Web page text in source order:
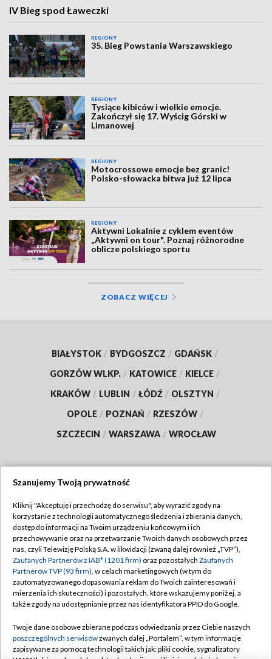
IV Bieg spod Ławeczki
REGIONY
35. Bieg Powstania Warszawskiego
REGIONY
Tysiące kibiców i wielkie emocje.
Zakończył się 17. Wyścig Górski w
Limanowej
REGIONY
Motocrossowe emocje bez granic!
Polsko-słowacka bitwa już 12 lipca
REGIONY
Aktywni Lokalnie z cyklem eventów
„Aktywni on tour". Poznaj różnorodne
oblicze polskiego sportu
ZOBACZ WIĘCEJ
BIAŁYSTOK / BYDGOSZCZ / GDAŃSK /
GORZÓW WLKP. / KATOWICE / KIELCE /
KRAKÓW / LUBLIN / ŁÓDŹ / OLSZTYN /
OPOLE / POZNAŃ / RZESZÓW /
SZCZECIN / WARSZAWA / WROCŁAW
TVP
Abonament TVP
Emisja w TVP
Centrum informacji TVP
Naziemna Telewizja Cyfrowa
Rada Programowa
System NOS
Regulamin TVP
Polityka prywatności
Moje zgody
Pomoc
Kontakt
Szanujemy Twoją prywatność
Kliknij "Akceptuję i przechodzę do serwisu", aby wyrazić zgody na
korzystanie z technologii automatycznego śledzenia i zbierania danych,
dostęp do informacji na Twoim urządzeniu końcowym i ich
przechowywanie oraz na przetwarzanie Twoich danych osobowych przez
nas, czyli Telewizję Polską S.A. w likwidacji (zwaną dalej również „TVP”),
Zaufanych Partnerów z IAB* (1201 firm) oraz pozostałych Zaufanych
Partnerów TVP (93 firm), w celach marketingowych (w tym do
zautomatyzowanego dopasowania reklam do Twoich zainteresowań i
mierzenia ich skuteczności) i pozostałych, które wskazujemy poniżej, a
także zgody na udostępnianie przez nas identyfikatora PPID do Google.
Twoje dane osobowe zbierane podczas odwiedzania przez Ciebie naszych
poszczególnych serwisówzwanych dalej „Portalem”, w tym informacje
zapisywane za pomocą technologii takich jak: pliki cookie, sygnalizatory